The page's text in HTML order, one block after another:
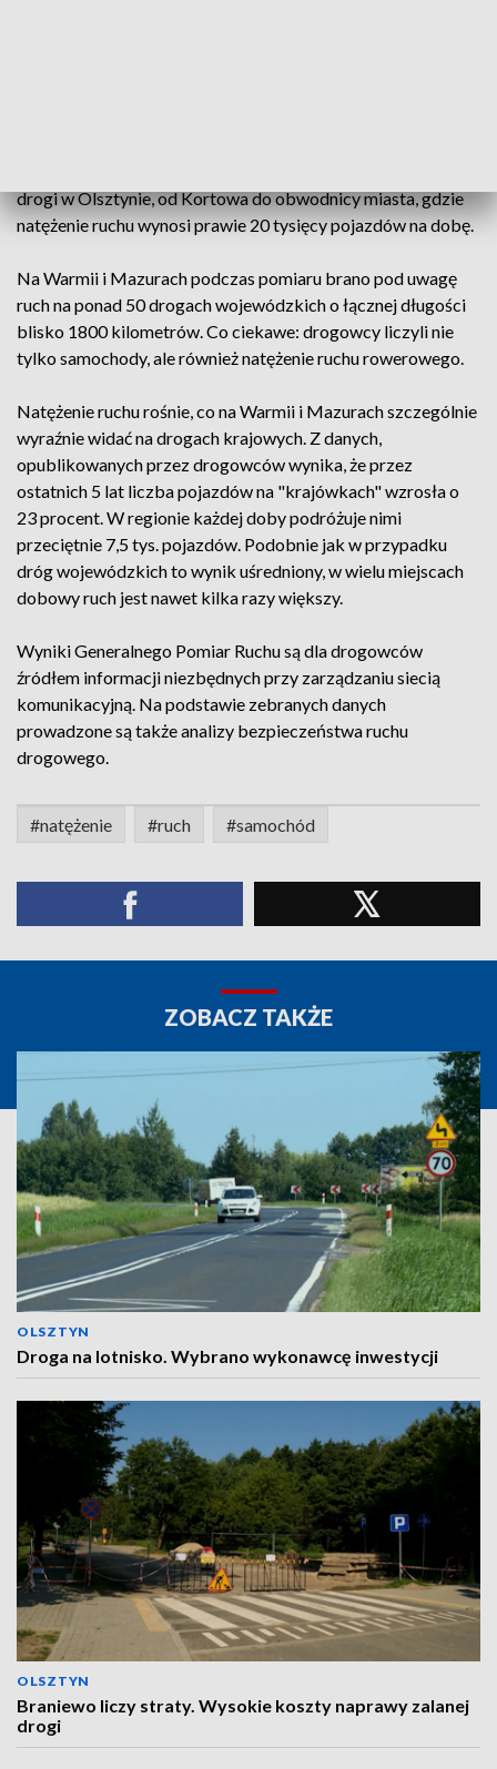
drogi w Olsztynie, od Kortowa do obwodnicy miasta, gdzie
natężenie ruchu wynosi prawie 20 tysięcy pojazdów na dobę.
Na Warmii i Mazurach podczas pomiaru brano pod uwagę
ruch na ponad 50 drogach wojewódzkich o łącznej długości
blisko 1800 kilometrów. Co ciekawe: drogowcy liczyli nie
tylko samochody, ale również natężenie ruchu rowerowego.
Natężenie ruchu rośnie, co na Warmii i Mazurach szczególnie
wyraźnie widać na drogach krajowych. Z danych,
opublikowanych przez drogowców wynika, że przez
ostatnich 5 lat liczba pojazdów na "krajówkach" wzrosła o
23 procent. W regionie każdej doby podróżuje nimi
przeciętnie 7,5 tys. pojazdów. Podobnie jak w przypadku
dróg wojewódzkich to wynik uśredniony, w wielu miejscach
dobowy ruch jest nawet kilka razy większy.
Wyniki Generalnego Pomiar Ruchu są dla drogowców
źródłem informacji niezbędnych przy zarządzaniu siecią
komunikacyjną. Na podstawie zebranych danych
prowadzone są także analizy bezpieczeństwa ruchu
drogowego.
#natężenie #ruch #samochód
ZOBACZ TAKŻE
OLSZTYN
Droga na lotnisko. Wybrano wykonawcę inwestycji
OLSZTYN
Braniewo liczy straty. Wysokie koszty naprawy zalanej
drogi